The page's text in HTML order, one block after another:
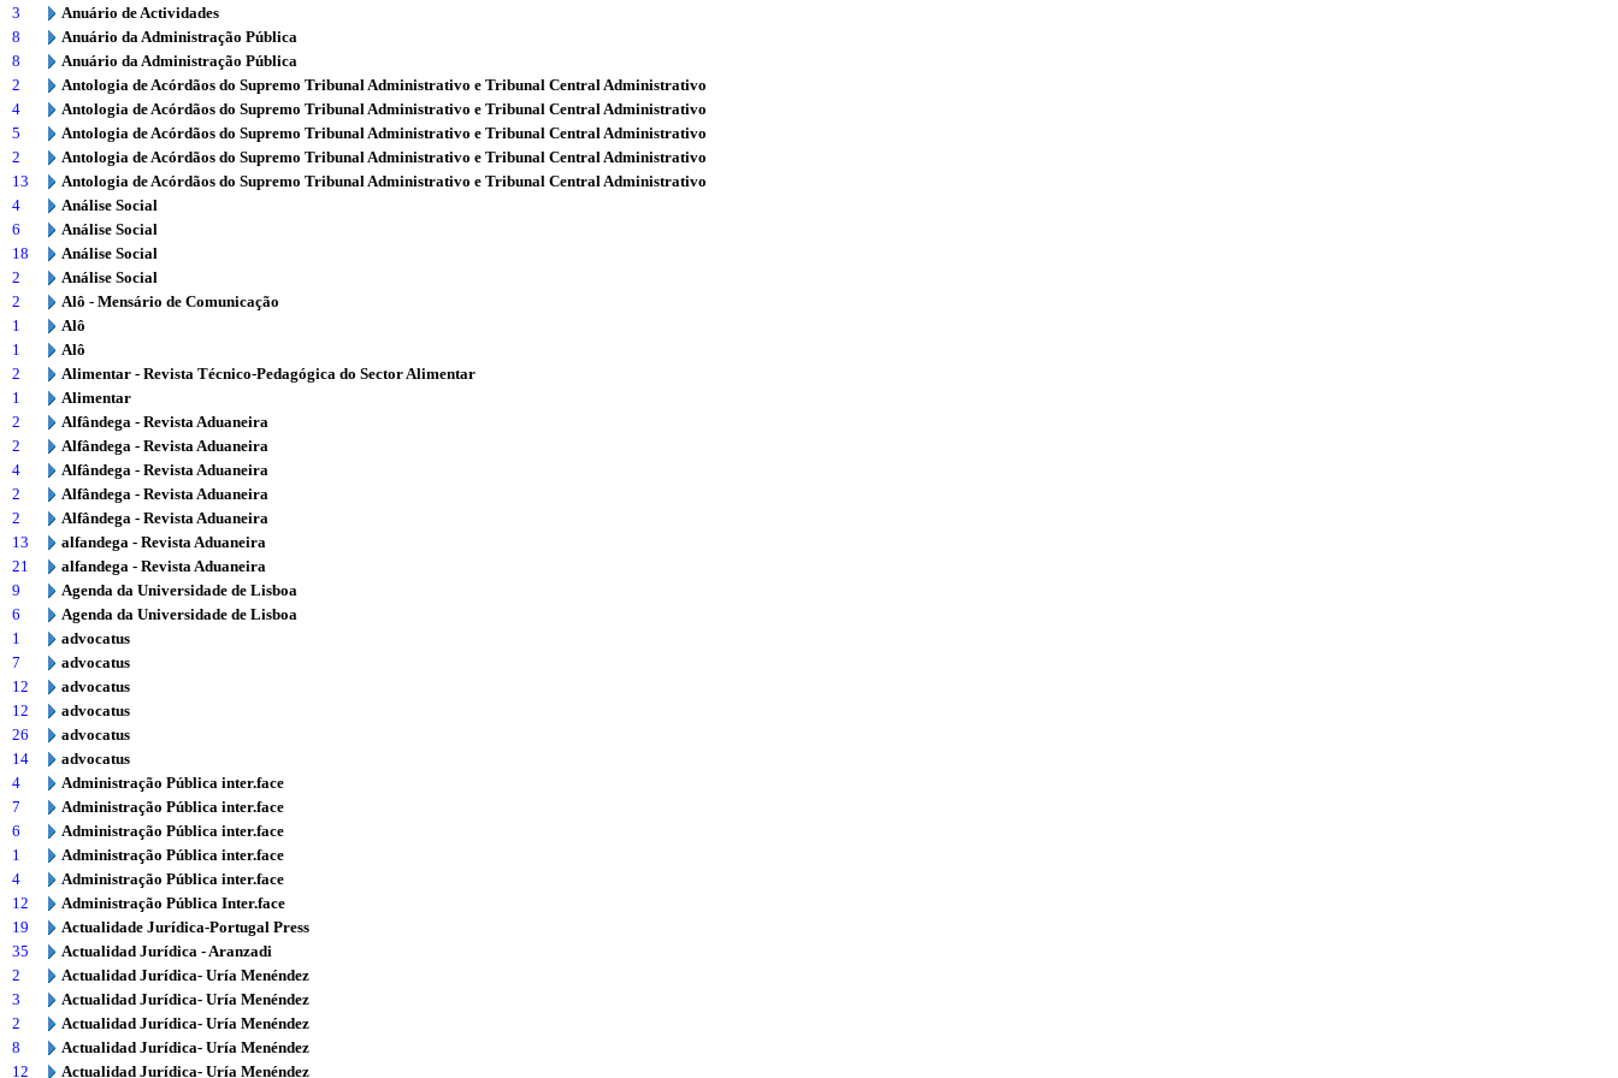
3
Anuário de Actividades
8
Anuário da Administração Pública
8
Anuário da Administração Pública
2
Antologia de Acórdãos do Supremo Tribunal Administrativo e Tribunal Central Administrativo
4
Antologia de Acórdãos do Supremo Tribunal Administrativo e Tribunal Central Administrativo
5
Antologia de Acórdãos do Supremo Tribunal Administrativo e Tribunal Central Administrativo
2
Antologia de Acórdãos do Supremo Tribunal Administrativo e Tribunal Central Administrativo
13
Antologia de Acórdãos do Supremo Tribunal Administrativo e Tribunal Central Administrativo
4
Análise Social
6
Análise Social
18
Análise Social
2
Análise Social
2
Alô - Mensário de Comunicação
1
Alô
1
Alô
2
Alimentar - Revista Técnico-Pedagógica do Sector Alimentar
1
Alimentar
2
Alfândega - Revista Aduaneira
2
Alfândega - Revista Aduaneira
4
Alfândega - Revista Aduaneira
2
Alfândega - Revista Aduaneira
2
Alfândega - Revista Aduaneira
13
alfandega - Revista Aduaneira
21
alfandega - Revista Aduaneira
9
Agenda da Universidade de Lisboa
6
Agenda da Universidade de Lisboa
1
advocatus
7
advocatus
12
advocatus
12
advocatus
26
advocatus
14
advocatus
4
Administração Pública inter.face
7
Administração Pública inter.face
6
Administração Pública inter.face
1
Administração Pública inter.face
4
Administração Pública inter.face
12
Administração Pública Inter.face
19
Actualidade Jurídica-Portugal Press
35
Actualidad Jurídica - Aranzadi
2
Actualidad Jurídica- Uría Menéndez
3
Actualidad Jurídica- Uría Menéndez
2
Actualidad Jurídica- Uría Menéndez
8
Actualidad Jurídica- Uría Menéndez
12
Actualidad Jurídica- Uría Menéndez